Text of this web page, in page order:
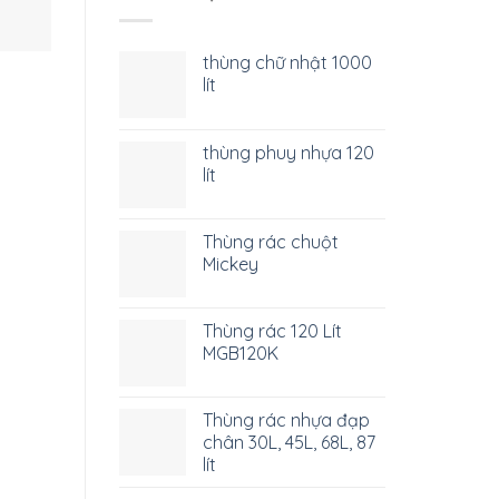
thùng chữ nhật 1000
lít
thùng phuy nhựa 120
lít
Thùng rác chuột
Mickey
Thùng rác 120 Lít
MGB120K
Thùng rác nhựa đạp
chân 30L, 45L, 68L, 87
lít